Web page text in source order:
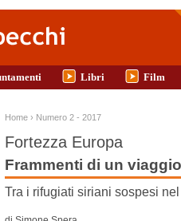
Libri Film
Tu sei qui
Home › Numero 2 - 2017
Fortezza Europa
Frammenti di un
Tra i rifugiati siriani sospesi